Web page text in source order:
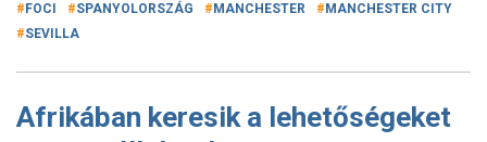
FOCI SPANYOLORSZÁG MANCHESTER
MANCHESTER CITY
SEVILLA
Afrikában keresik a lehetőségeket